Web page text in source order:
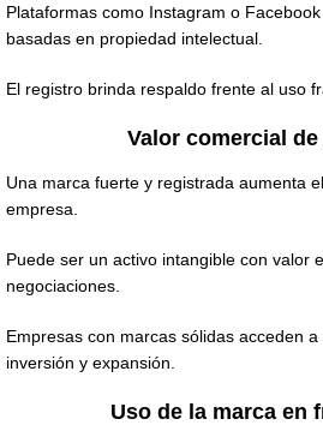
Plataformas como Instagram o
basadas en propiedad intelectual.
El registro brinda respaldo frente al uso
Valor comercial de
Una marca fuerte y registrada aumenta
empresa.
Puede ser un activo intangible con valor
negociaciones.
Empresas con marcas sólidas acceden
inversión y expansión.
Uso de la marca en